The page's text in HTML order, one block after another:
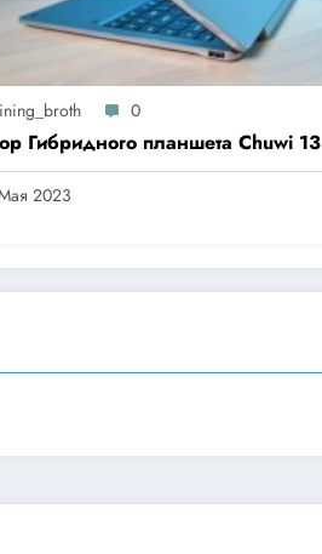
0
Гибридного планшета Chuwi 13
2023